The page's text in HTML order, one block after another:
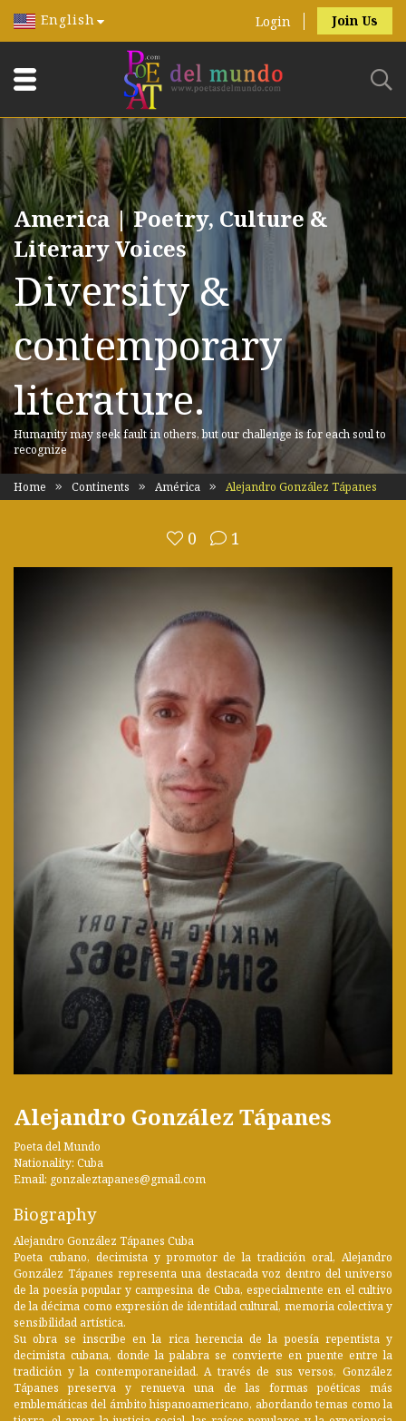
English Login Join Us
America | Poetry, Culture &
Literary Voices
Diversity &
contemporary
literature.
Humanity may seek fault in others, but our challenge is for each soul to
recognize
Home Continents América Alejandro González Tápanes
0 1
Alejandro González Tápanes
Poeta del Mundo
Nationality: Cuba
Email: gonzaleztapanes@gmail.com
Biography
Alejandro González Tápanes Cuba
Poeta cubano, decimista y promotor de la tradición oral, Alejandro
González Tápanes representa una destacada voz dentro del universo
de la poesía popular y campesina de Cuba, especialmente en el cultivo
de la décima como expresión de identidad cultural, memoria colectiva y
sensibilidad artística.
Su obra se inscribe en la rica herencia de la poesía repentista y
decimista cubana, donde la palabra se convierte en puente entre la
tradición y la contemporaneidad. A través de sus versos, González
Tápanes preserva y renueva una de las formas poéticas más
emblemáticas del ámbito hispanoamericano, abordando temas como la